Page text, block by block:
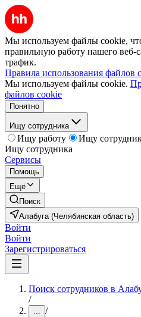
Мы используем файлы cookie,
правильную работу нашего веб-
трафик.
Правила использования файлов
Мы используем файлы cookie.
файлов cookie
Понятно
Ищу сотрудника
Ищу работу
Ищу
Ищу сотрудника
Сервисы
Помощь
Ещё
Поиск
Алабуга (Челябинская область)
Войти
Войти
Зарегистрироваться
Поиск сотрудников в
/
... /